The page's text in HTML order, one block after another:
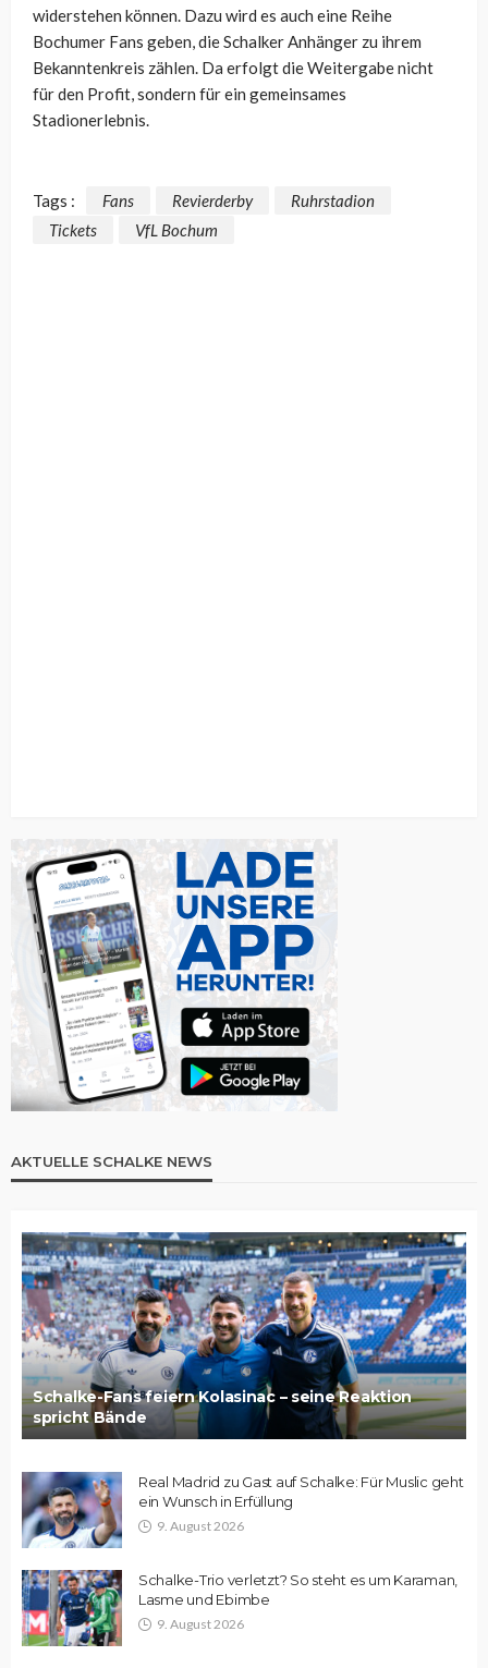
widerstehen können. Dazu wird es auch eine Reihe
Bochumer Fans geben, die Schalker Anhänger zu ihrem
Bekanntenkreis zählen. Da erfolgt die Weitergabe nicht
für den Profit, sondern für ein gemeinsames
Stadionerlebnis.
Tags : Fans Revierderby
Ruhrstadion
Tickets
VfL Bochum
AKTUELLE SCHALKE NEWS
Schalke-Fans feiern Kolasinac – seine Reaktion
spricht Bände
Real Madrid zu Gast auf Schalke: Für Muslic geht
ein Wunsch in Erfüllung
9. August 2026
Schalke-Trio verletzt? So steht es um Karaman,
Lasme und Ebimbe
9. August 2026